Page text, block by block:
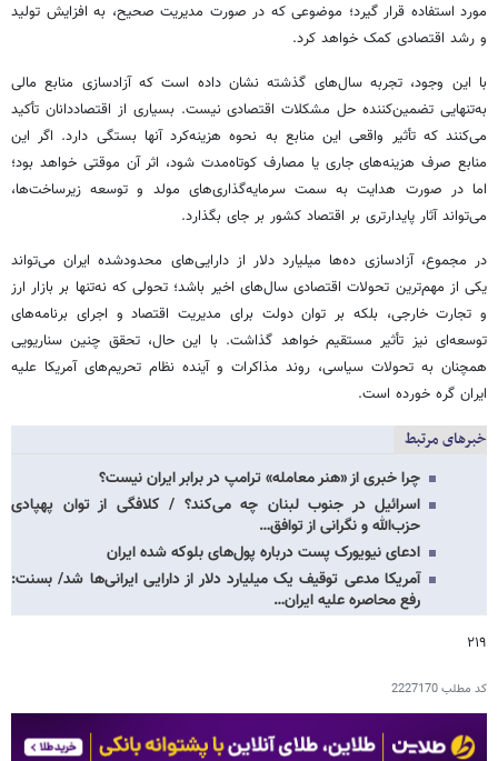
مورد استفاده قرار گیرد؛ موضوعی که در صورت مدیریت صحیح، به افزایش تولید
و رشد اقتصادی کمک خواهد کرد.
با این وجود، تجربه سال‌های گذشته نشان داده است که آزادسازی منابع مالی
به‌تنهایی تضمین‌کننده حل مشکلات اقتصادی نیست. بسیاری از اقتصاددانان تأکید
می‌کنند که تأثیر واقعی این منابع به نحوه هزینه‌کرد آنها بستگی دارد. اگر این
منابع صرف هزینه‌های جاری یا مصارف کوتاه‌مدت شود، اثر آن موقتی خواهد بود؛
اما در صورت هدایت به سمت سرمایه‌گذاری‌های مولد و توسعه زیرساخت‌ها،
می‌تواند آثار پایدارتری بر اقتصاد کشور بر جای بگذارد.
در مجموع، آزادسازی ده‌ها میلیارد دلار از دارایی‌های محدودشده ایران می‌تواند
یکی از مهم‌ترین تحولات اقتصادی سال‌های اخیر باشد؛ تحولی که نه‌تنها بر بازار ارز
و تجارت خارجی، بلکه بر توان دولت برای مدیریت اقتصاد و اجرای برنامه‌های
توسعه‌ای نیز تأثیر مستقیم خواهد گذاشت. با این حال، تحقق چنین سناریویی
همچنان به تحولات سیاسی، روند مذاکرات و آینده نظام تحریم‌های آمریکا علیه
ایران گره خورده است.
خبرهای مرتبط
چرا خبری از «هنر معامله» ترامپ در برابر ایران نیست؟
اسرائیل در جنوب لبنان چه می‌کند؟ / کلافگی از توان پهپادی
حزب‌الله و نگرانی از توافق…
ادعای نیویورک پست درباره پول‌های بلوکه شده ایران
آمریکا مدعی توقیف یک میلیارد دلار از دارایی ایرانی‌ها شد/ بسنت:
رفع محاصره علیه ایران…
۲۱۹
کد مطلب2227170